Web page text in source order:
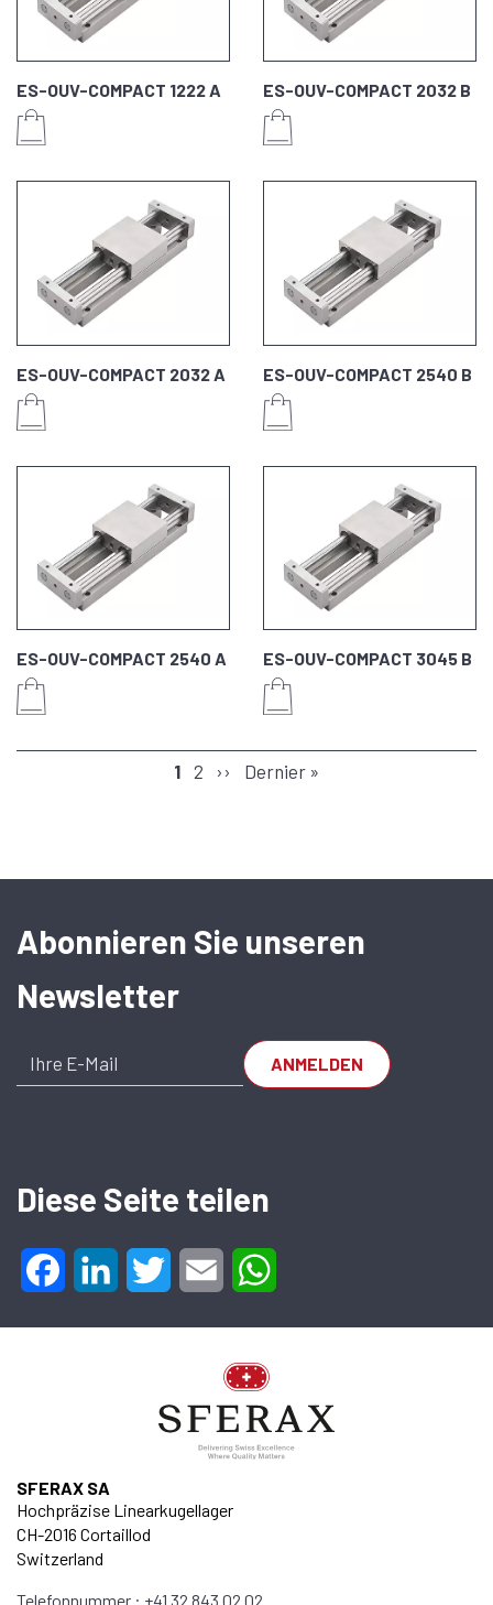
ES-OUV-COMPACT 1222 A ES-OUV-COMPACT 2032 B
ES-OUV-COMPACT 2032 A ES-OUV-COMPACT 2540 B
ES-OUV-COMPACT 2540 A ES-OUV-COMPACT 3045 B
Seite
1 Seite
2
Nächste
››
Letzte
Dernier »
Abonnieren Sie unseren
Newsletter
Diese Seite teilen
FacebookLinkedIn Twitter Email
SFERAX SA
Hochpräzise Linearkugellager
CH-2016 Cortaillod
Switzerland
Telefonnummer : +41 32 843 02 02